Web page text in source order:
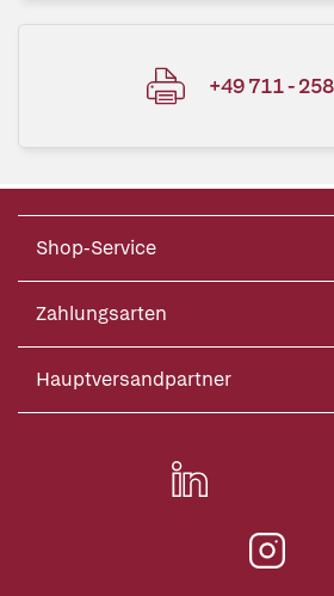
+49 711 -
Shop-Service
Zahlungsarten
Hauptversandpartner